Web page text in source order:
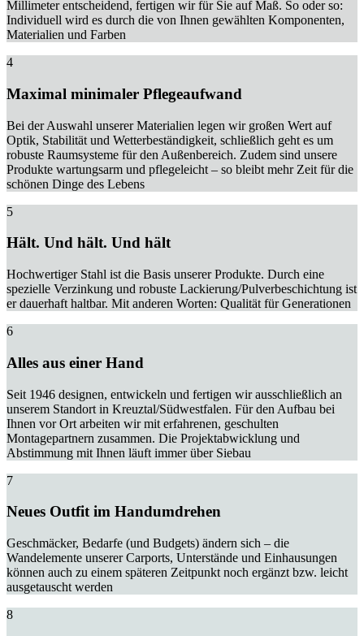
Millimeter entscheidend, fertigen wir für Sie auf Maß. So oder so:
Individuell wird es durch die von Ihnen gewählten Komponenten,
Materialien und Farben
4
Maximal minimaler Pflegeaufwand
Bei der Auswahl unserer Materialien legen wir großen Wert auf
Optik, Stabilität und Wetterbeständigkeit, schließlich geht es um
robuste Raumsysteme für den Außenbereich. Zudem sind unsere
Produkte wartungsarm und pflegeleicht – so bleibt mehr Zeit für die
schönen Dinge des Lebens
5
Hält. Und hält. Und hält
Hochwertiger Stahl ist die Basis unserer Produkte. Durch eine
spezielle Verzinkung und robuste Lackierung/Pulverbeschichtung ist
er dauerhaft haltbar. Mit anderen Worten: Qualität für Generationen
6
Alles aus einer Hand
Seit 1946 designen, entwickeln und fertigen wir ausschließlich an
unserem Standort in Kreuztal/Südwestfalen. Für den Aufbau bei
Ihnen vor Ort arbeiten wir mit erfahrenen, geschulten
Montagepartnern zusammen. Die Projektabwicklung und
Abstimmung mit Ihnen läuft immer über Siebau
7
Neues Outfit im Handumdrehen
Geschmäcker, Bedarfe (und Budgets) ändern sich – die
Wandelemente unserer Carports, Unterstände und Einhausungen
können auch zu einem späteren Zeitpunkt noch ergänzt bzw. leicht
ausgetauscht werden
8